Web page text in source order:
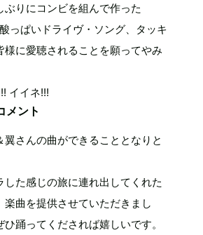
ぶりにコンビを組んで作った
っぱいドライヴ・ソング、タッキ
様に愛聴されることを願ってやみ
イイネ!!!
ント
翼さんの曲ができることとなりと
した感じの旅に連れ出してくれた
楽曲を提供させていただきまし
踊ってくだされば嬉しいです。